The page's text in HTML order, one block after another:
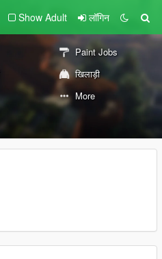
Show Adult लॉगिन
Paint Jobs
खिलाड़ी
More